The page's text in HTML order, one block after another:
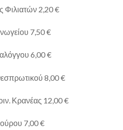
Φιλιατών 2,20 €
7,50 €
6,00 €
8,00 €
Κρανέας 12,00 €
7,00 €